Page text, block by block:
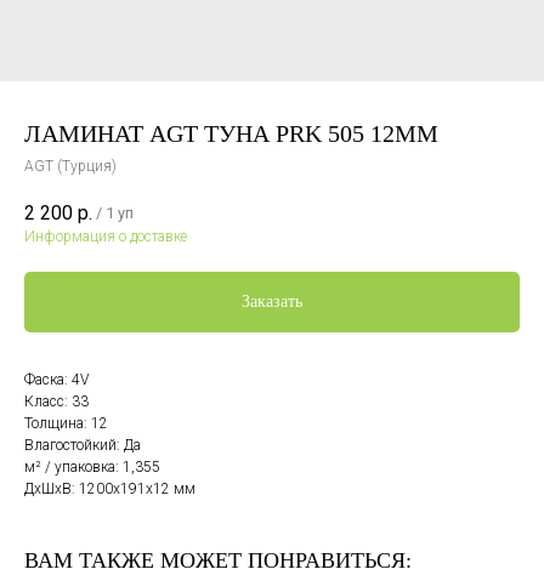
ЛАМИНАТ AGT ТУНА PRK 505 12ММ
AGT (Турция)
2 200 р. / 1 уп
Информация о доставке
Заказать
Фаска: 4V
Класс: 33
Толщина: 12
Влагостойкий: Да
м² / упаковка: 1,355
ДxШxВ: 1200x191x12 мм
ВАМ ТАКЖЕ МОЖЕТ ПОНРАВИТЬСЯ: